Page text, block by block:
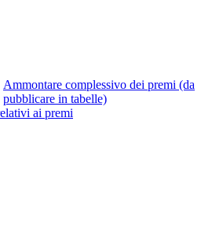
Ammontare complessivo dei premi (da
pubblicare in tabelle)
ai premi